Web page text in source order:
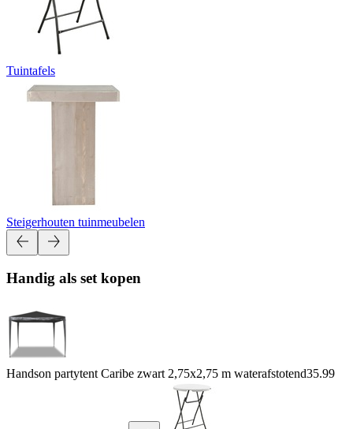
Tuintafels
Steigerhouten tuinmeubelen
Handig als set kopen
Handson partytent Caribe zwart 2,75x2,75 m waterafstotend35.99